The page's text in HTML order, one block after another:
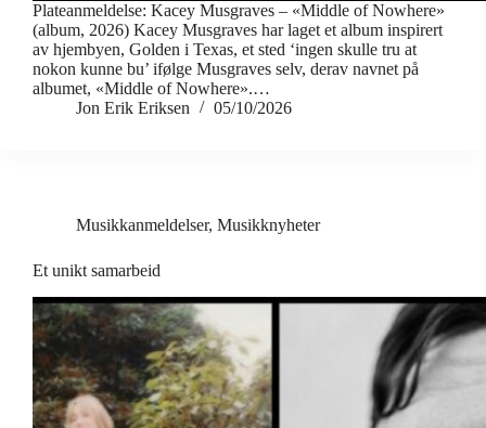
Plateanmeldelse: Kacey Musgraves – «Middle of Nowhere»
(album, 2026) Kacey Musgraves har laget et album inspirert
av hjembyen, Golden i Texas, et sted ‘ingen skulle tru at
nokon kunne bu’ ifølge Musgraves selv, derav navnet på
albumet, «Middle of Nowhere».…
Jon Erik Eriksen
05/10/2026
Musikkanmeldelser, Musikknyheter
Et unikt samarbeid